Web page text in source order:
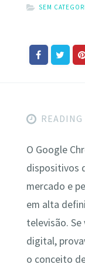
SEM
O Google
dispositivos
mercado e
em alta
televisão.
digital,
o conceito